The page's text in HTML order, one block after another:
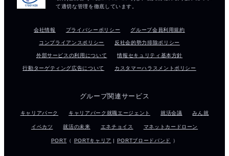
会社情報 プライバシーポリシー グループ会員利用規約
コンプライアンスポリシー 反社会的勢力排除ポリシー
外部サービスの利用について 情報セキュリティ基本方針
行動ターゲティング広告について カスタマーハラスメントポリシー